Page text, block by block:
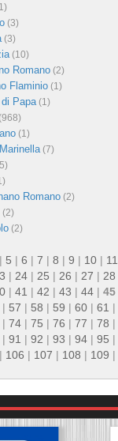
(3)
(3)
(10)
Romano (2)
Flaminio (1)
Papa(1)
(1)
(7)
Romano (2)
(2)
(2)
| 5 | 6 | 7 | 8 | 9 | 10 | 11
| 24 | 25 | 26 | 27 | 28
| 41 | 42 | 43 | 44 | 45
| 57 | 58 | 59 | 60 | 61 |
| 74 | 75 | 76 | 77 | 78 |
| 91 | 92 | 93 | 94 | 95 |
| 106 | 107 | 108 | 109 |